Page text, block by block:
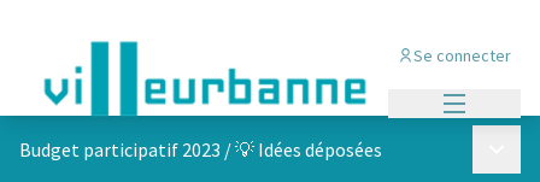
Se connecter
Budget participatif 2023 /💡 Idées déposées